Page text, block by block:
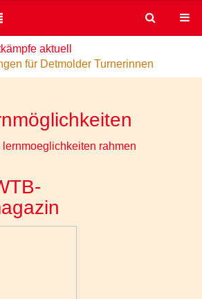
aktuell
für Detmolder Turnerinnen